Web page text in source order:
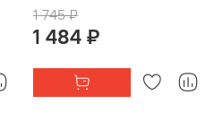
1 745 ₽
1 484 ₽